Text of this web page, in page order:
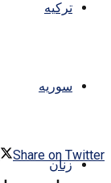
ترکیه
سوریه
زنان
Share on Twitter